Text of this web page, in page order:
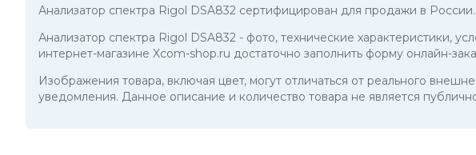
Анализатор спектра Rigol DSA832 сертифицирован для продажи в России.
Анализатор спектра Rigol DSA832 - фото, технические характеристики,
интернет-магазине Xcom-shop.ru достаточно заполнить форму онлайн-
Изображения товара, включая цвет, могут отличаться от реального
уведомления. Данное описание и количество товара не является